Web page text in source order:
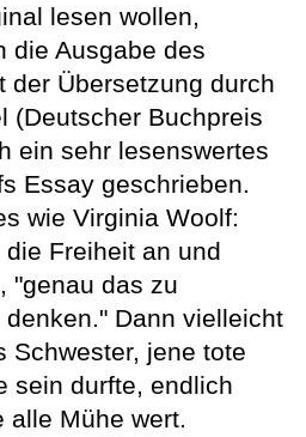
lesen wollen,
die Ausgabe des
der Übersetzung durch
(Deutscher Buchpreis
ein sehr lesenswertes
Essay geschrieben.
wie Virginia Woolf:
Freiheit an und
"genau das zu
Dann vielleicht
Schwester, jene tote
sein durfte, endlich
alle Mühe wert.